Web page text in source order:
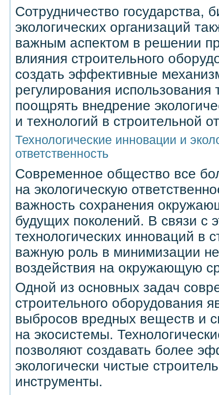
Сотрудничество государства,
экологических организаций
важным аспектом в решении
влияния строительного
создать эффективные
регулирования использования
поощрять внедрение
и технологий в строительной
Технологические инновации и
ответственность
Современное общество все
на экологическую
важность сохранения
будущих поколений. В связи с
технологических инноваций в
важную роль в минимизации
воздействия на окружающую
Одной из основных задач
строительного оборудования
выбросов вредных веществ и
на экосистемы.
позволяют создавать более
экологически чистые
инструменты.